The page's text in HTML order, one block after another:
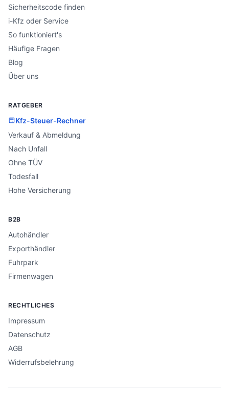
Sicherheitscode finden
i-Kfz oder Service
So funktioniert's
Häufige Fragen
Blog
Über uns
RATGEBER
Kfz-Steuer-Rechner
Verkauf & Abmeldung
Nach Unfall
Ohne TÜV
Todesfall
Hohe Versicherung
B2B
Autohändler
Exporthändler
Fuhrpark
Firmenwagen
RECHTLICHES
Impressum
Datenschutz
AGB
Widerrufsbelehrung